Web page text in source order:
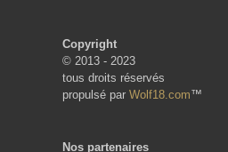
Copyright
© 2013 - 2023
tous droits réservés
propulsé par Wolf18.com™
Nos partenaires